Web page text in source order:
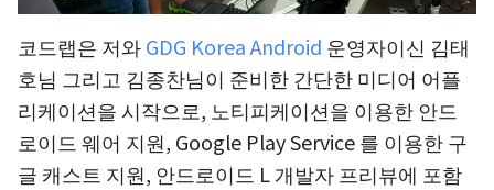
코드랩은 저와GDG Korea Android 운영자이신 김태
호님 그리고 김종찬님이 준비한 간단한 미디어 어플
리케이션을 시작으로, 노티피케이션을 이용한 안드
로이드 웨어 지원, Google Play Service 를 이용한 구
글 캐스트 지원, 안드로이드 L 개발자 프리뷰에 포함